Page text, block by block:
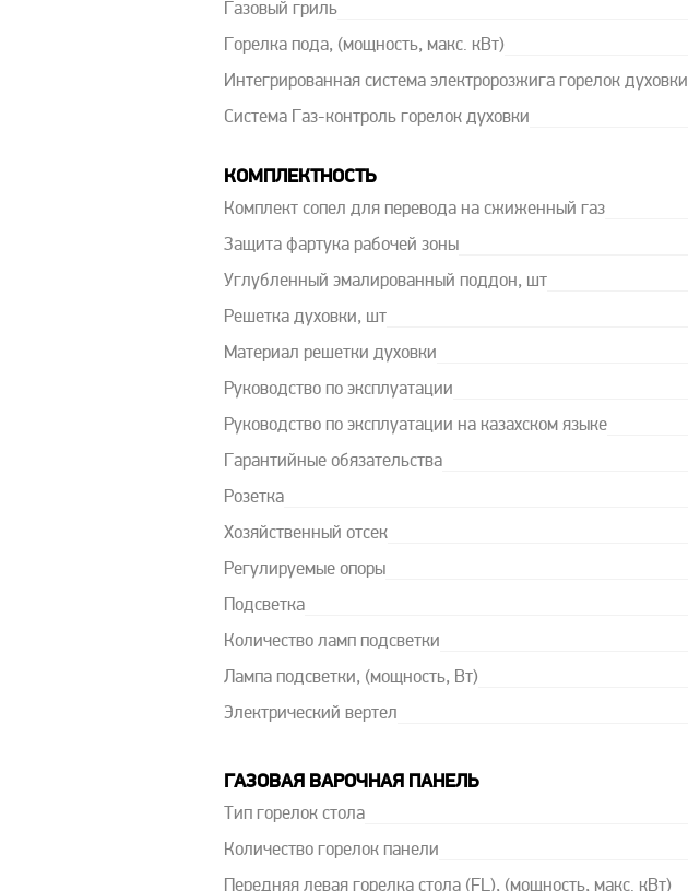
Газовый гриль
Горелка пода, (мощность, макс. кВт)
Интегрированная система электророзжига горелок духовки
Система Газ-контроль горелок духовки
КОМПЛЕКТНОСТЬ
Комплект сопел для перевода на сжиженный газ
Защита фартука рабочей зоны
Углубленный эмалированный поддон, шт
Решетка духовки, шт
Материал решетки духовки
Руководство по эксплуатации
Руководство по эксплуатации на казахском языке
Гарантийные обязательства
Розетка
Хозяйственный отсек
Регулируемые опоры
Подсветка
Количество ламп подсветки
Лампа подсветки, (мощность, Вт)
Электрический вертел
ГАЗОВАЯ ВАРОЧНАЯ ПАНЕЛЬ
Тип горелок стола
Количество горелок панели
Передняя левая горелка стола (FL), (мощность, макс. кВт)